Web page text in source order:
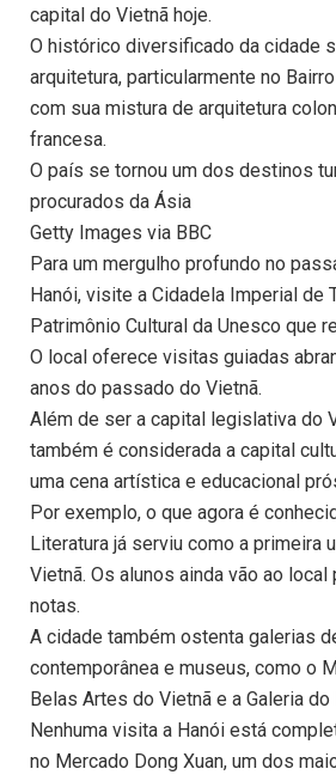
capital do Vietnã hoje.
O histórico diversificado da cidade
arquitetura, particularmente no
com sua mistura de arquitetura
francesa.
O país se tornou um dos destinos
procurados da Ásia
Getty Images via BBC
Para um mergulho profundo no
Hanói, visite a Cidadela Imperial de
Patrimônio Cultural da Unesco que
O local oferece visitas guiadas
anos do passado do Vietnã.
Além de ser a capital legislativa do
também é considerada a capital
uma cena artística e educacional
Por exemplo, o que agora é
Literatura já serviu como a primeira
Vietnã. Os alunos ainda vão ao local
notas.
A cidade também ostenta galerias
contemporânea e museus, como o
Belas Artes do Vietnã e a Galeria
Nenhuma visita a Hanói está
no Mercado Dong Xuan, um dos